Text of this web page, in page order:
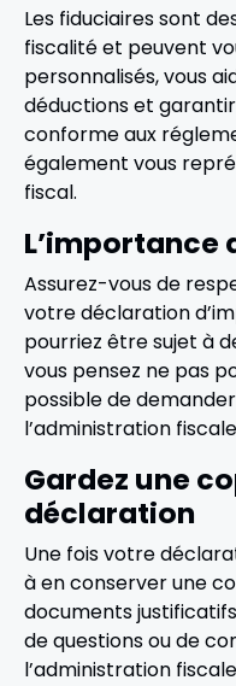
Les fiduciaires sont
fiscalité et peuvent
personnalisés, vous
déductions et
conforme aux
également vous
fiscal.
L’importance
Assurez-vous de
votre déclaration
pourriez être sujet à
vous pensez ne pas
possible de
l’administration
Gardez une
déclaration
Une fois votre
à en conserver une
documents
de questions ou de
l’administration